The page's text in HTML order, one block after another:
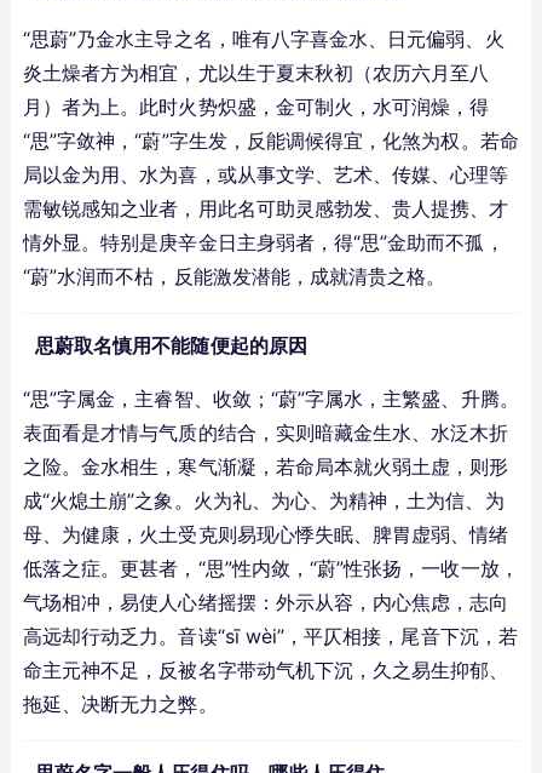
“思蔚”乃金水主导之名，唯有八字喜金水、日元偏弱、火
炎土燥者方为相宜，尤以生于夏末秋初（农历六月至八
月）者为上。此时火势炽盛，金可制火，水可润燥，得
“思”字敛神，“蔚”字生发，反能调候得宜，化煞为权。若命
局以金为用、水为喜，或从事文学、艺术、传媒、心理等
需敏锐感知之业者，用此名可助灵感勃发、贵人提携、才
情外显。特别是庚辛金日主身弱者，得“思”金助而不孤，
“蔚”水润而不枯，反能激发潜能，成就清贵之格。
思蔚取名慎用不能随便起的原因
“思”字属金，主睿智、收敛；“蔚”字属水，主繁盛、升腾。
表面看是才情与气质的结合，实则暗藏金生水、水泛木折
之险。金水相生，寒气渐凝，若命局本就火弱土虚，则形
成“火熄土崩”之象。火为礼、为心、为精神，土为信、为
母、为健康，火土受克则易现心悸失眠、脾胃虚弱、情绪
低落之症。更甚者，“思”性内敛，“蔚”性张扬，一收一放，
气场相冲，易使人心绪摇摆：外示从容，内心焦虑，志向
高远却行动乏力。音读“sī wèi”，平仄相接，尾音下沉，若
命主元神不足，反被名字带动气机下沉，久之易生抑郁、
拖延、决断无力之弊。